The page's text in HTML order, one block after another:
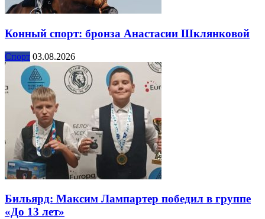
Конный спорт: бронза Анастасии Шклянковой
Спорт 03.08.2026
Бильярд: Максим Лампартер победил в группе
«До 13 лет»